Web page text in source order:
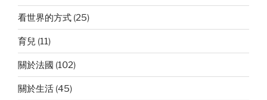
看世界的方式 (25)
育兒 (11)
關於法國 (102)
關於生活 (45)